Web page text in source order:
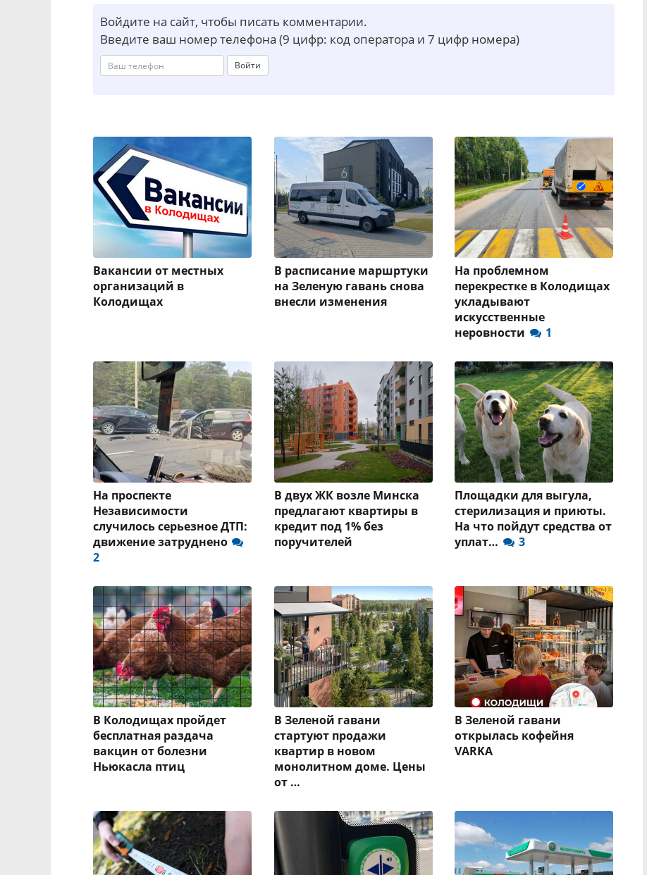
Войдите на сайт, чтобы писать комментарии.
Введите ваш номер телефона (9 цифр: код оператора и 7 цифр номера)
Войти
Вакансии от местных
организаций в
Колодищах
В расписание маршртуки
на Зеленую гавань снова
внесли изменения
На проблемном
перекрестке в Колодищах
укладывают
искусственные
неровности
1
На проспекте
Независимости
случилось серьезное ДТП:
движение затруднено
2
В двух ЖК возле Минска
предлагают квартиры в
кредит под 1% без
поручителей
Площадки для выгула,
стерилизация и приюты.
На что пойдут средства от
уплат…
3
В Колодищах пройдет
бесплатная раздача
вакцин от болезни
Ньюкасла птиц
В Зеленой гавани
стартуют продажи
квартир в новом
монолитном доме. Цены
от …
В Зеленой гавани
открылась кофейня
VARKA